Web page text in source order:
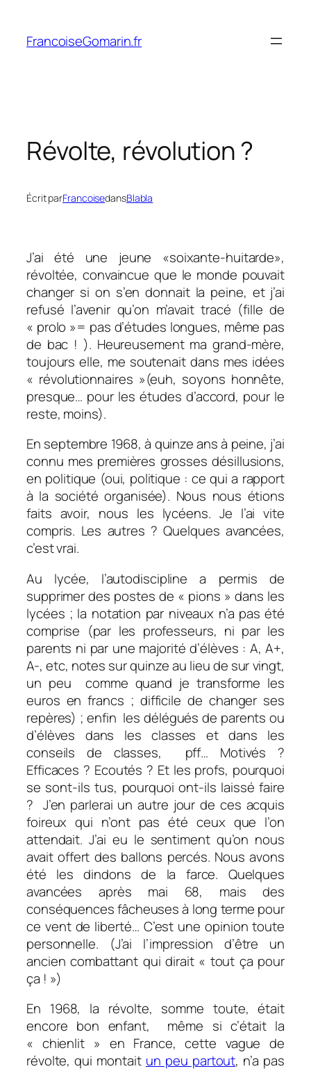
contenu
FrancoiseGomarin.fr
Révolte, révolution ?
Écrit parFrancoisedansBlabla
J’ai été une jeune «soixante-huitarde»,
révoltée, convaincue que le monde pouvait
changer si on s’en donnait la peine, et j’ai
refusé l’avenir qu’on m’avait tracé (fille de
« prolo »= pas d’études longues, même pas
de bac ! ). Heureusement ma grand-mère,
toujours elle, me soutenait dans mes idées
« révolutionnaires »(euh, soyons honnête,
presque… pour les études d’accord, pour le
reste, moins).
En septembre 1968, à quinze ans à peine, j’ai
connu mes premières grosses désillusions,
en politique (oui, politique : ce qui a rapport
à la société organisée). Nous nous étions
faits avoir, nous les lycéens. Je l’ai vite
compris. Les autres ? Quelques avancées,
c’est vrai.
Au lycée, l’autodiscipline a permis de
supprimer des postes de « pions » dans les
lycées ; la notation par niveaux n’a pas été
comprise (par les professeurs, ni par les
parents ni par une majorité d’élèves : A, A+,
A-, etc, notes sur quinze au lieu de sur vingt,
un peu comme quand je transforme les
euros en francs ; difficile de changer ses
repères) ; enfin les délégués de parents ou
d’élèves dans les classes et dans les
conseils de classes, pff… Motivés ?
Efficaces ? Ecoutés ? Et les profs, pourquoi
se sont-ils tus, pourquoi ont-ils laissé faire
? J’en parlerai un autre jour de ces acquis
foireux qui n’ont pas été ceux que l’on
attendait. J’ai eu le sentiment qu’on nous
avait offert des ballons percés. Nous avons
été les dindons de la farce. Quelques
avancées après mai 68, mais des
conséquences fâcheuses à long terme pour
ce vent de liberté… C’est une opinion toute
personnelle. (J’ai l’impression d’être un
ancien combattant qui dirait « tout ça pour
ça ! »)
En 1968, la révolte, somme toute, était
encore bon enfant, même si c’était la
« chienlit » en France, cette vague de
révolte, qui montait un peu partout, n’a pas